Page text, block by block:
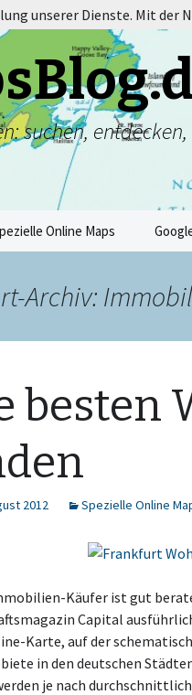
suchen,
Online Maps
Archiv:
besten
2012 Spezielle Online
Käufer ist gut
Capital
Karte, auf der
in den deutschen
je nach
unserer Dienste. Mit der